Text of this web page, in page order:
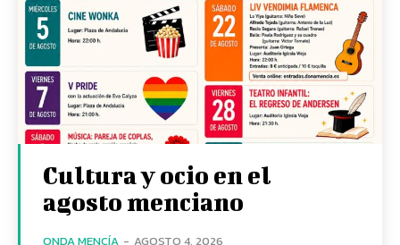
Cultura y ocio en el
agosto menciano
ONDA MENCÍA - AGOSTO 4, 2026